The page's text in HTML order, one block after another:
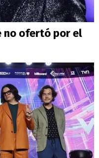
no ofertó por el